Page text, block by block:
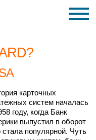
карточных
систем началась
году, когда Банк
выпустил в оборот
стала популярной. Чуть